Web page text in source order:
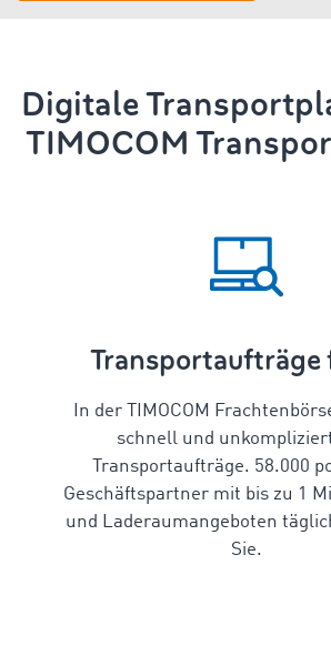
Digitale
TIMOCOM
Transportaufträge
In der TIMOCOM
schnell und
Transportaufträge. 58.000
Geschäftspartner mit bis zu 1
und Laderaumangeboten
Sie.